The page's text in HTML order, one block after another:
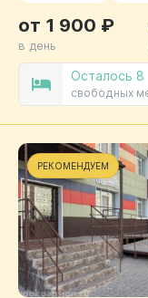
Осталось 8
свободных
от 1 900 ₽
в день
РЕКОМЕНДУЕМ